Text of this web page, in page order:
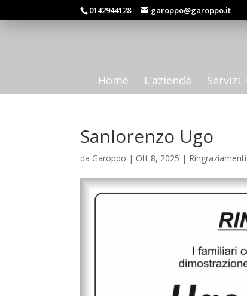
0142944128 garoppo@garoppo.it
Home L’azienda Servizi
Sanlorenzo Ugo
da Garoppo | Ott 8, 2025 |